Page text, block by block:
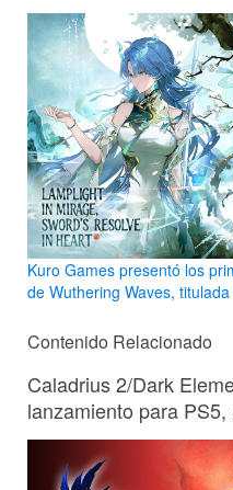
Kuro Games presentó los
de Wuthering Waves,
Contenido Relacionado
Caladrius 2/Dark
lanzamiento para